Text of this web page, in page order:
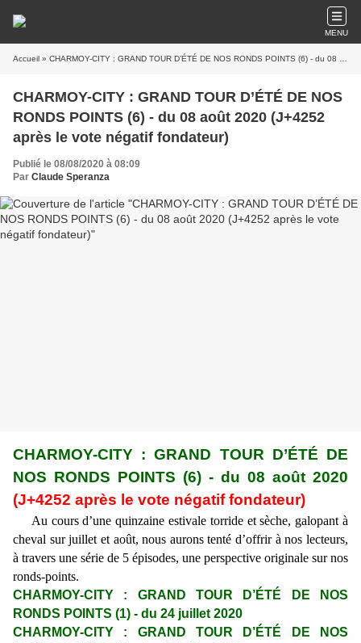
MENU
Accueil » CHARMOY-CITY : GRAND TOUR D’ÉTÉ DE NOS RONDS POINTS (6) - du 08 août 2020 (J+4252 après le vote négatif fondateur)
CHARMOY-CITY : GRAND TOUR D’ÉTÉ DE NOS
RONDS POINTS (6) - du 08 août 2020 (J+4252
après le vote négatif fondateur)
Publié le 08/08/2020 à 08:09
Par Claude Speranza
CHARMOY-CITY : GRAND TOUR D’ÉTÉ DE
NOS RONDS POINTS (6) - du 08 août 2020
(J+4252 après le vote négatif fondateur)
Au cours d’une quinzaine estivale torride et sèche, galopant à
cheval sur juillet et août, nous aurons tenté d’offrir à nos lecteurs,
à travers une série de 5 épisodes, une perspective originale sur nos
ronds-points.
CHARMOY-CITY : GRAND TOUR D’ÉTÉ DE NOS
RONDS POINTS (1) - du 24 juillet 2020
CHARMOY-CITY : GRAND TOUR D’ÉTÉ DE NOS